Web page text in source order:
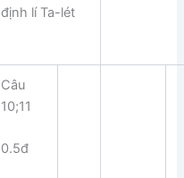
định lí Ta-lét
Câu
10;11
0.5đ